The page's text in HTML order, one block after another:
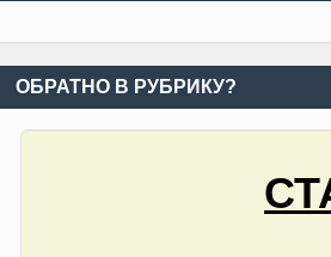
ОБРАТНО В РУБРИКУ?